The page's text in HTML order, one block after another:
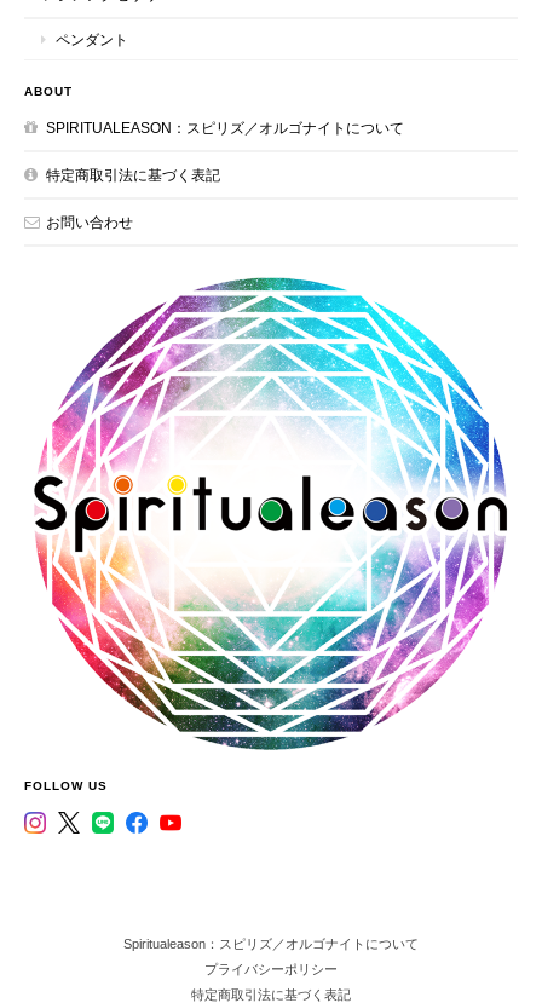
ペンダント
ABOUT
SPIRITUALEASON：スピリズ／オルゴナイトについて
特定商取引法に基づく表記
お問い合わせ
FOLLOW US
Spiritualeason：スピリズ／オルゴナイトについて
プライバシーポリシー
特定商取引法に基づく表記